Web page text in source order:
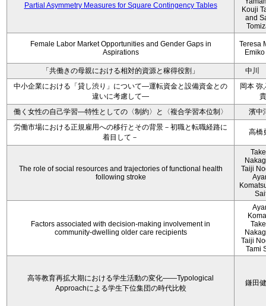
Partial Asymmetry Measures for Square Contingency Tables
Kouji
and
Female Labor Market Opportunities and Gender Gaps in
Aspirations
Teresa
「共働きの母親における相対的資源と稼得役割」
中川
中小企業における「貸し渋り」について―運転資金と設備資金との
違いに考慮して―
岡本 弥
貴
働く女性の自己学習―特性としての〈制約〉と〈複合学習本位制〉
濱中
労働市場における正規雇用への移行とその背景－初職と転職経路に
着目して－
高橋
The role of social resources and trajectories of functional health
following stroke
Taiji
Factors associated with decision‐making involvement in
community‐dwelling older care recipients
Taiji
Tami
高等教育再拡大期における学生活動の変化——Typological
Approachによる学生下位集団の時代比較
鎌田